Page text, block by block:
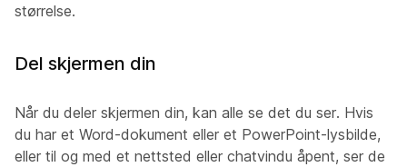
størrelse.
Del skjermen din
Når du deler skjermen din, kan alle se det du ser. Hvis
du har et Word-dokument eller et PowerPoint-lysbilde,
eller til og med et nettsted eller chatvindu åpent, ser de